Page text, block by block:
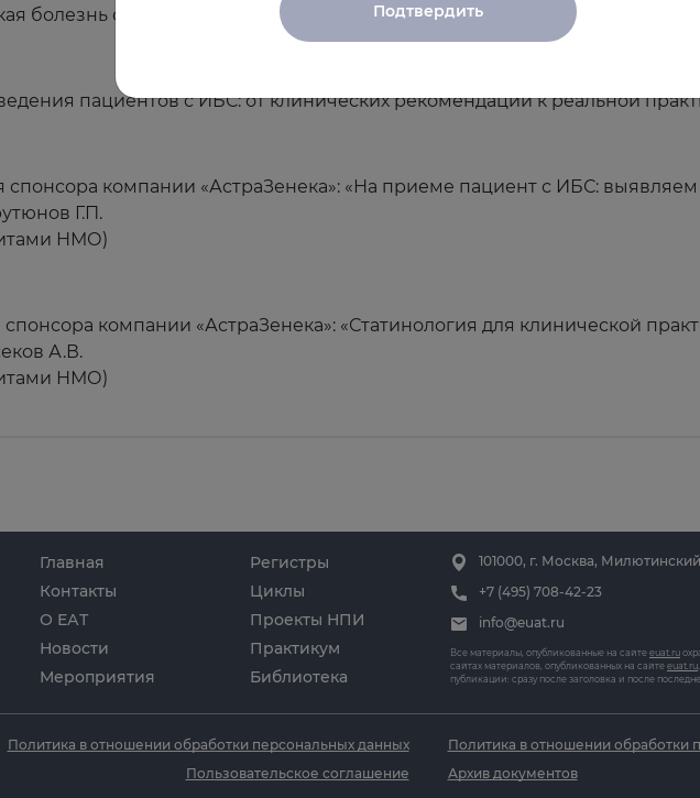
болезнь сердца в реальной клинической практике». Арутюнов Г.П.
пациентов с ИБС: от клинических рекомендаций к реальной
спонсора компании «АстраЗенека»: «На приеме пациент с ИБС:
Г.П.
НМО)
компании «АстраЗенека»: «Статинология для клинической
А.В.
НМО)
Главная
О ЕАТ
Новости
Мероприятия
Циклы
Проекты НПИ
Практикум
Библиотека
Регистры
Контакты
101000, г. Москва,
+7 (495) 708-42-23
info@euat.ru
Все материалы, опубликованные на сайте euat.ru
сайтах материалов, опубликованных на сайте euat.ru
публикации: сразу после заголовка и после
Политика в отношении обработки персональных данных
Политика в отношении обработки
Пользовательское соглашение
Архив документов
Подтвердить